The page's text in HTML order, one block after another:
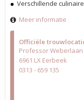
Officiële
Professor Weberlaan
6961 LX Eerbeek
0313 - 659 135
Verschillende
Meer informatie